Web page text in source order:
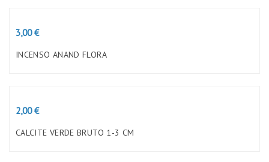
Preço
3,00 €
INCENSO ANAND FLORA
Preço
2,00 €
CALCITE VERDE BRUTO 1-3 CM